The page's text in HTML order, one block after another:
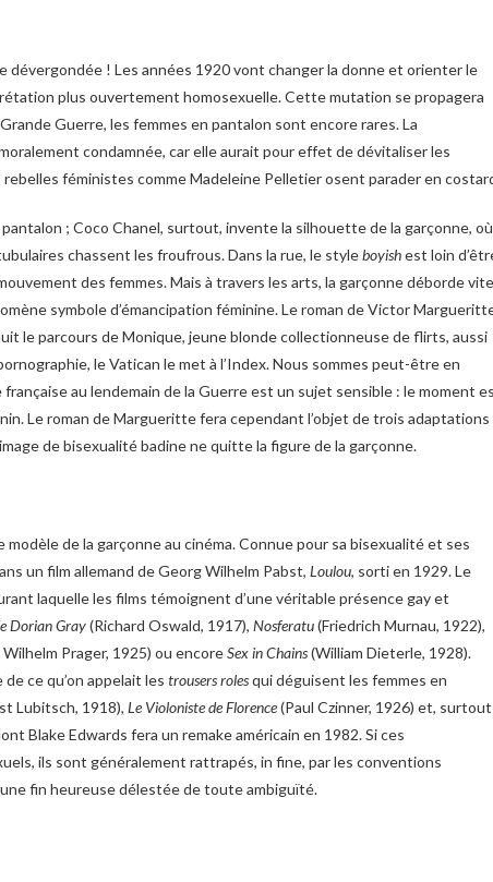
dévergondée ! Les années 1920 vont changer la donne et orienter le
plus ouvertement homosexuelle. Cette mutation se propagera
Guerre, les femmes en pantalon sont encore rares. La
condamnée, car elle aurait pour effet de dévitaliser les
féministes comme Madeleine Pelletier osent parader en
; Coco Chanel, surtout, invente la silhouette de la garçonne, où
chassent les froufrous. Dans la rue, le styleboyishest loin
des femmes. Mais à travers les arts, la garçonne déborde vite
symbole d’émancipation féminine. Le roman de Victor
le parcours de Monique, jeune blonde collectionneuse de flirts, aussi
le Vatican le met à l’Index. Nous sommes peut-être en
au lendemain de la Guerre est un sujet sensible : le moment
Le roman de Margueritte fera cependant l’objet de trois adaptations
de bisexualité badine ne quitte la figure de la garçonne.
de la garçonne au cinéma. Connue pour sa bisexualité et ses
un film allemand de Georg Wilhelm Pabst, Loulou, sorti en 1929. Le
laquelle les films témoignent d’une véritable présence gay et
Dorian Gray(Richard Oswald, 1917), Nosferatu(Friedrich Murnau, 1922),
Prager, 1925) ou encoreSex in Chains(William Dieterle, 1928).
ce qu’on appelait les trousers rolesqui déguisent les femmes en
Lubitsch, 1918), Le Violoniste de Florence(Paul Czinner, 1926) et, surtout
Blake Edwards fera un remake américain en 1982. Si ces
ils sont généralement rattrapés, in fine, par les conventions
fin heureuse délestée de toute ambiguïté.